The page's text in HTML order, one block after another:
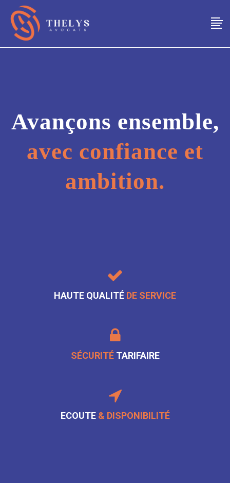
Avançons ensemble,
avec confiance et
ambition.
HAUTE QUALITÉ DE SERVICE
SÉCURITÉ TARIFAIRE
ECOUTE & DISPONIBILITÉ